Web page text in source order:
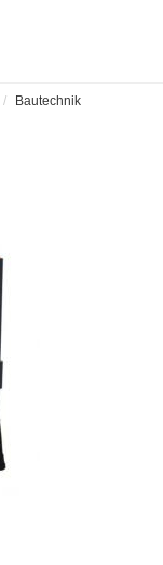
Bautechnik